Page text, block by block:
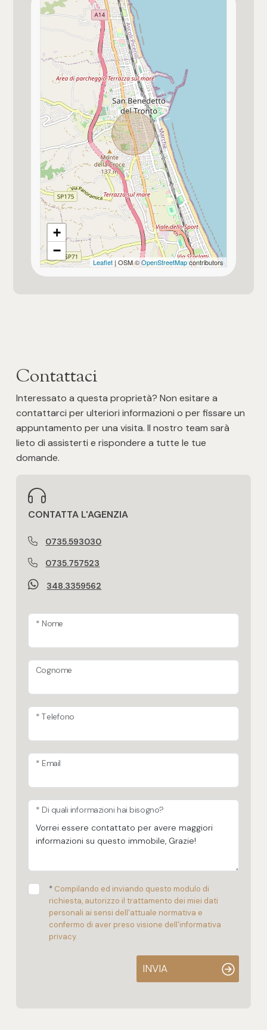
+
−
Leaflet| OSM ©OpenStreetMapcontributors
Contattaci
Interessato a questa proprietà? Non esitare a
contattarci per ulteriori informazioni o per fissare un
appuntamento per una visita. Il nostro team sarà
lieto di assisterti e rispondere a tutte le tue
domande.
CONTATTA L'AGENZIA
0735.593030
0735.757523
348.3359562
* Nome
Cognome
* Telefono
* Email
* Di quali informazioni hai bisogno?
* Compilando ed inviando questo modulo di
richiesta, autorizzo il trattamento dei miei dati
personali ai sensi dell'attuale normativa e
confermo di aver preso visione dell'informativa
privacy.
INVIA